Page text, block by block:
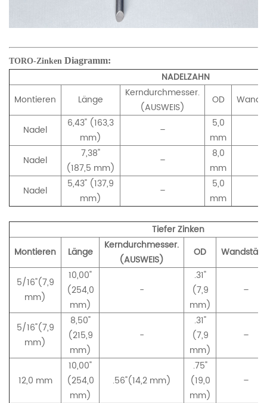
TORO-Zinken Diagramm:
NADELZAHN
Montieren
Länge
Kerndurchmesser.
(AUSWEIS)
OD
Nadel
6,43" (163,3
mm)
–
5,0
mm
Nadel
7,38"
(187,5 mm)
–
8,0
mm
Nadel
5,43" (137,9
mm)
–
5,0
mm
Tiefer Zinken
Montieren
Länge
Kerndurchmesser.
(AUSWEIS)
OD
5/16"(7,9
mm)
10,00"
(254,0
mm)
-
.31"
(7,9
mm)
–
5/16"(7,9
mm)
8,50"
(215,9
mm)
-
.31"
(7,9
mm)
–
12,0 mm
10,00"
(254,0
mm)
.56"(14,2 mm)
.75"
(19,0
mm)
–